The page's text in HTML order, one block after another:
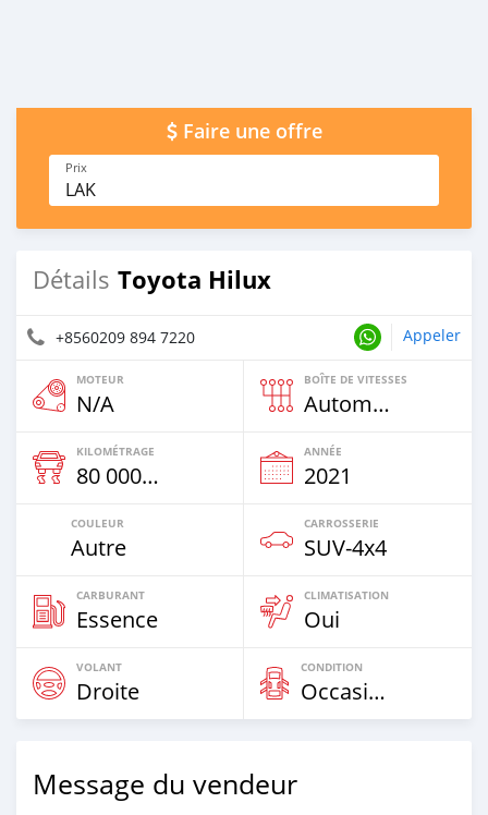
Faire une offre
Prix
LAK
Détails Toyota Hilux
+8560209 894 7220 Appeler
MOTEUR
N/A
BOÎTE DE VITESSES
Automatique
KILOMÉTRAGE
80 000 Km
ANNÉE
2021
COULEUR
Autre
CARROSSERIE
SUV‒4x4
CARBURANT
Essence
CLIMATISATION
Oui
VOLANT
Droite
CONDITION
Occasion
Message du vendeur